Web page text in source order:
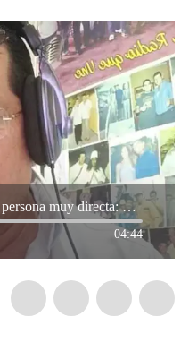
Mardonio Mejía era una persona muy directa: Manuel Morón, tras muerte de periodista
04:44